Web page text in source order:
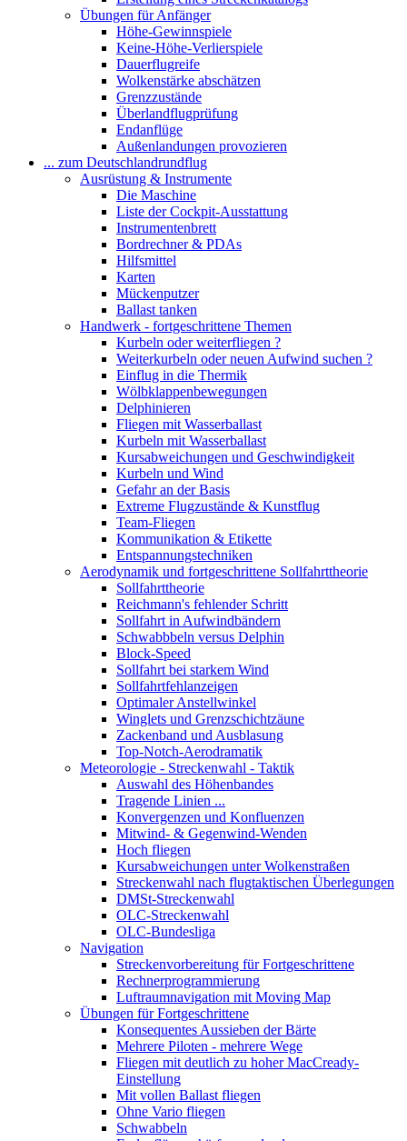
Übungen für Anfänger
Höhe-Gewinnspiele
Keine-Höhe-Verlierspiele
Dauerflugreife
Wolkenstärke abschätzen
Grenzzustände
Überlandflugprüfung
Endanflüge
Außenlandungen provozieren
... zum Deutschlandrundflug
Ausrüstung & Instrumente
Die Maschine
Liste der Cockpit-Ausstattung
Instrumentenbrett
Bordrechner & PDAs
Hilfsmittel
Karten
Mückenputzer
Ballast tanken
Handwerk - fortgeschrittene Themen
Kurbeln oder weiterfliegen ?
Weiterkurbeln oder neuen Aufwind suchen ?
Einflug in die Thermik
Wölbklappenbewegungen
Delphinieren
Fliegen mit Wasserballast
Kurbeln mit Wasserballast
Kursabweichungen und Geschwindigkeit
Kurbeln und Wind
Gefahr an der Basis
Extreme Flugzustände & Kunstflug
Team-Fliegen
Kommunikation & Etikette
Entspannungstechniken
Aerodynamik und fortgeschrittene Sollfahrttheorie
Sollfahrttheorie
Reichmann's fehlender Schritt
Sollfahrt in Aufwindbändern
Schwabbbeln versus Delphin
Block-Speed
Sollfahrt bei starkem Wind
Sollfahrtfehlanzeigen
Optimaler Anstellwinkel
Winglets und Grenzschichtzäune
Zackenband und Ausblasung
Top-Notch-Aerodramatik
Meteorologie - Streckenwahl - Taktik
Auswahl des Höhenbandes
Tragende Linien ...
Konvergenzen und Konfluenzen
Mitwind- & Gegenwind-Wenden
Hoch fliegen
Kursabweichungen unter Wolkenstraßen
Streckenwahl nach flugtaktischen Überlegungen
DMSt-Streckenwahl
OLC-Streckenwahl
OLC-Bundesliga
Navigation
Streckenvorbereitung für Fortgeschrittene
Rechnerprogrammierung
Luftraumnavigation mit Moving Map
Übungen für Fortgeschrittene
Konsequentes Aussieben der Bärte
Mehrere Piloten - mehrere Wege
Fliegen mit deutlich zu hoher MacCready-
Einstellung
Mit vollen Ballast fliegen
Ohne Vario fliegen
Schwabbeln